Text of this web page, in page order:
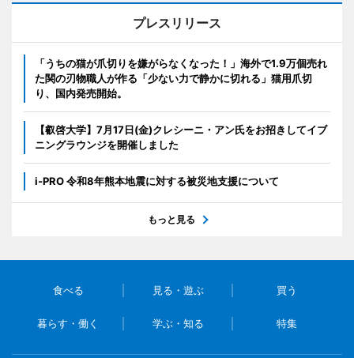
プレスリリース
「うちの猫が爪切りを嫌がらなくなった！」海外で1.9万個売れ
た関の刃物職人が作る「少ない力で静かに切れる」猫用爪切
り、国内発売開始。
【叡啓大学】7月17日(金)クレシーニ・アン氏をお招きしてイブ
ニングラウンジを開催しました
i-PRO 令和8年熊本地震に対する被災地支援について
もっと見る
食べる 見る・遊ぶ 買う
暮らす・働く 学ぶ・知る 特集